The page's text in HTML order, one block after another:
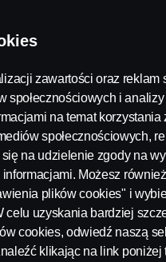
Akcjonariusze
zawartości oraz reklam
społecznościowych i
na temat korzystania
społecznościowych,
na udzielenie zgody na
Możesz
plików cookies" i
celu uzyskania bardziej
cookies, odwiedź naszą
klikając na link poniżej